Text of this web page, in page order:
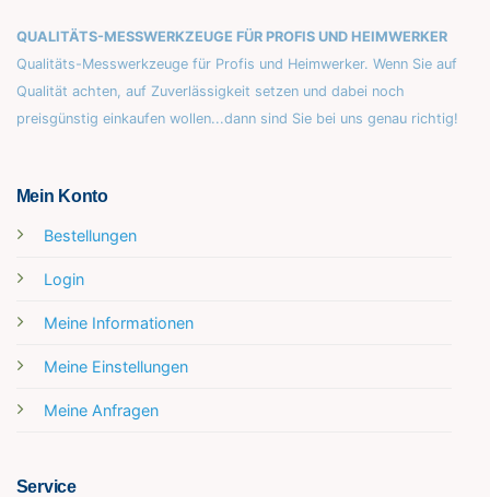
QUALITÄTS-MESSWERKZEUGE FÜR PROFIS UND HEIMWERKER
Qualitäts-Messwerkzeuge für Profis und Heimwerker. Wenn Sie auf
Qualität achten, auf Zuverlässigkeit setzen und dabei noch
preisgünstig einkaufen wollen...dann sind Sie bei uns genau richtig!
Mein Konto
Bestellungen
Login
Meine Informationen
Meine Einstellungen
Meine Anfragen
Service